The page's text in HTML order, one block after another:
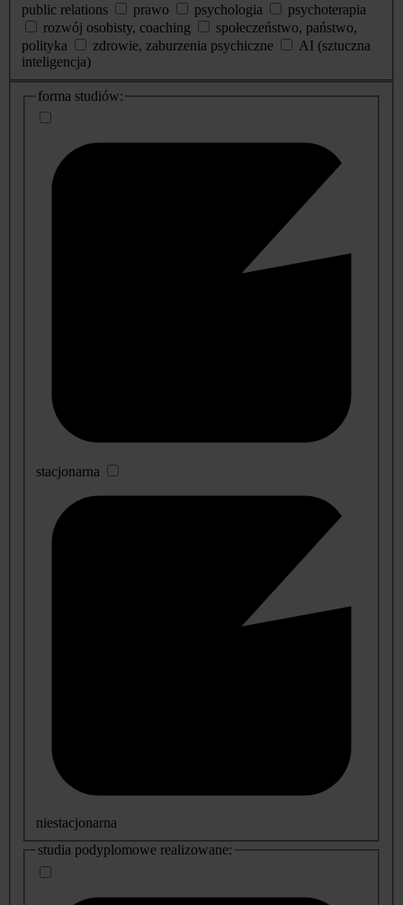
public relations
prawo psychologia
psychoterapia
rozwój osobisty, coaching
społeczeństwo, państwo,
polityka
zdrowie, zaburzenia psychiczne
AI (sztuczna
inteligencja)
dodatkowe
informacje
forma studiów:
stacjonarna
niestacjonarna
studia podyplomowe realizowane: